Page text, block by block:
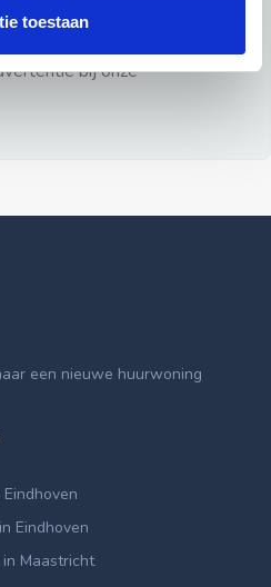
toestaan
bij onze
een nieuwe huurwoning
Eindhoven
Maastricht